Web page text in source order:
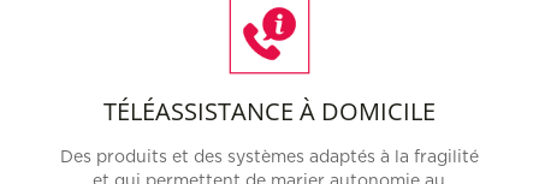
TÉLÉASSISTANCE À DOMICILE
Des produits et des systèmes adaptés à la fragilité